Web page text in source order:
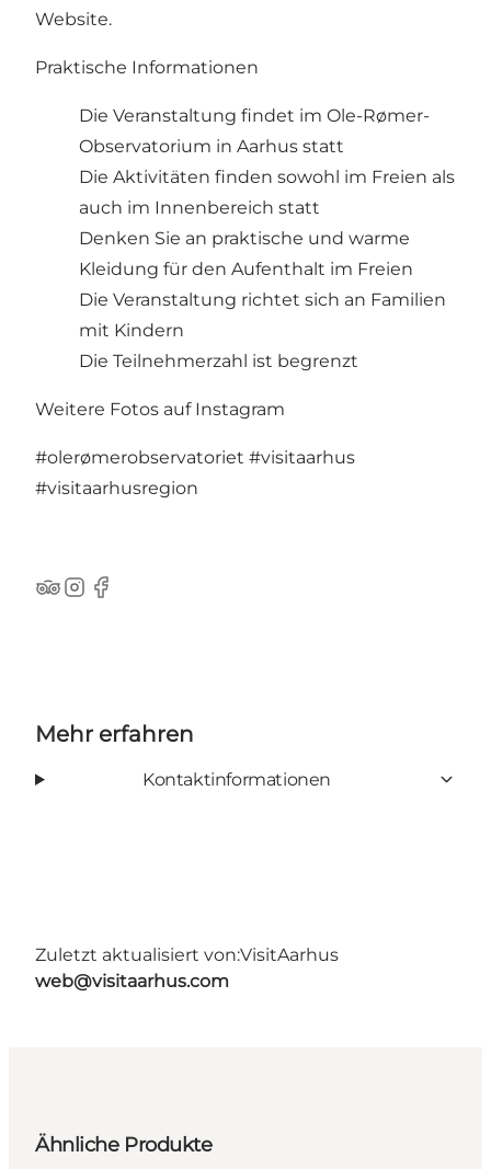
Website.
Praktische Informationen
Die Veranstaltung findet im Ole-Rømer-
Observatorium in Aarhus statt
Die Aktivitäten finden sowohl im Freien als
auch im Innenbereich statt
Denken Sie an praktische und warme
Kleidung für den Aufenthalt im Freien
Die Veranstaltung richtet sich an Familien
mit Kindern
Die Teilnehmerzahl ist begrenzt
Weitere Fotos auf Instagram
#olerømerobservatoriet #visitaarhus
#visitaarhusregion
TripAdvisor
Instagram
Facebook
Mehr erfahren
Kontaktinformationen
Zuletzt aktualisiert von:VisitAarhus
web@visitaarhus.com
Ähnliche Produkte